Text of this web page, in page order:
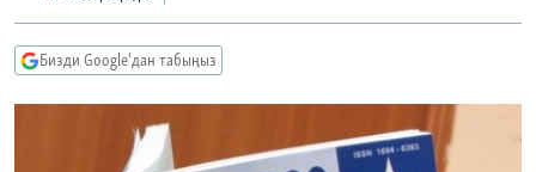
ЭКСПЕРТТЕР ТАЛДАЙТ
БИЗ ЖАНА ДҮЙНӨ
ӨЗГӨЧӨ ПИКИР
Бизди Google'дан табыңыз